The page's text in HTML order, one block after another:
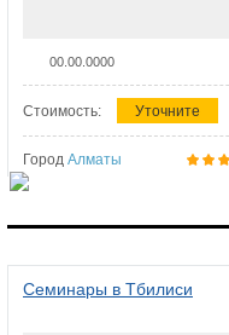
00.00.0000
Стоимость: Уточните
Город Алматы
Семинары в Тбилиси